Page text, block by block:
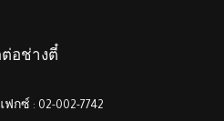
อช่างตี๋
กซ์ : 02-002-7742